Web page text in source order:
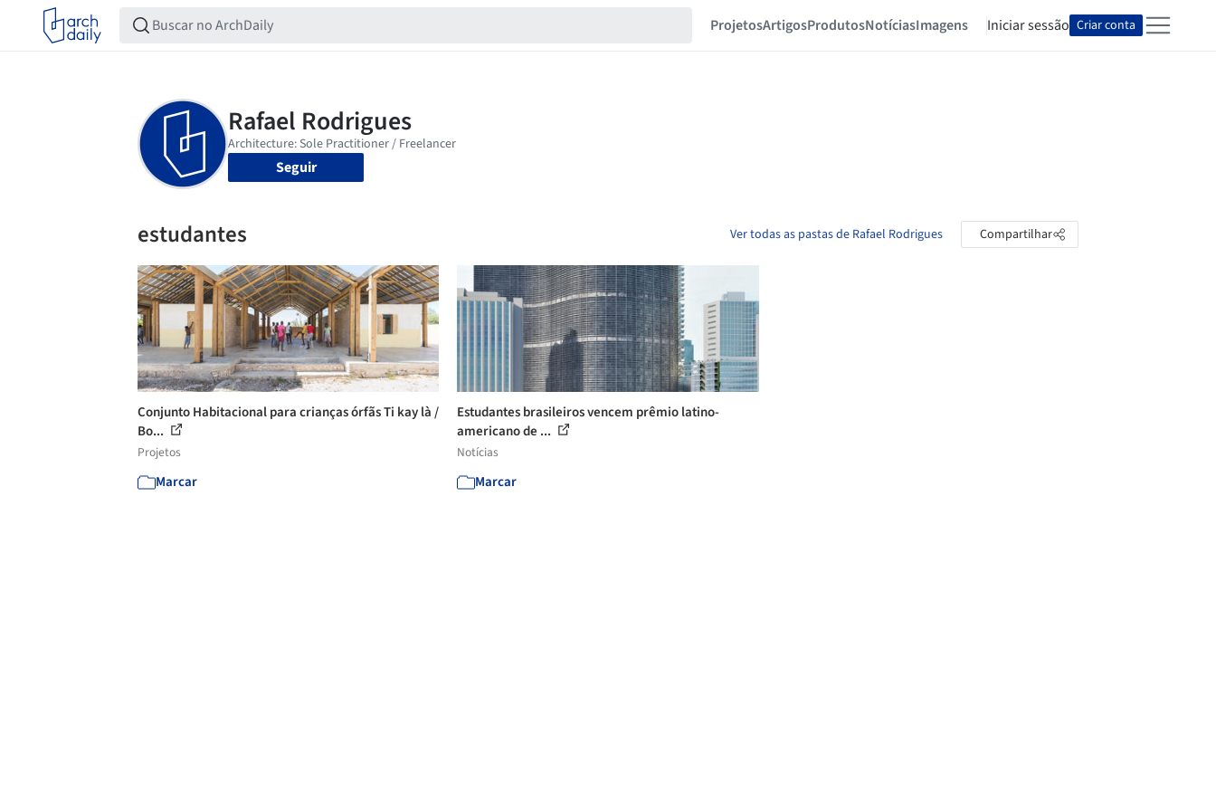
ProjetosArtigosProdutosNotíciasImagens Iniciar sessão Criar conta
Seguir
estudantes Ver todas as pastas de Rafael Rodrigues Compartilhar
Conjunto Habitacional para crianças órfãs Ti kay là /
Bo...
Projetos
Marcar
Estudantes brasileiros vencem prêmio latino-
americano de ...
Notícias
Marcar